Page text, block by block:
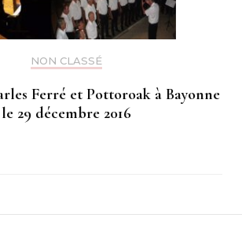
NON CLASSÉ
Ferré et Pottoroak à Bayonne
le 29 décembre 2016